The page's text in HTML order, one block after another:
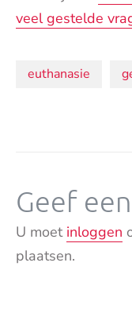
veel gestelde
euthanasie
Geef
U moet inloggen
plaatsen.